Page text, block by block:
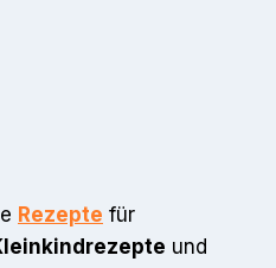
Rezepte für
und